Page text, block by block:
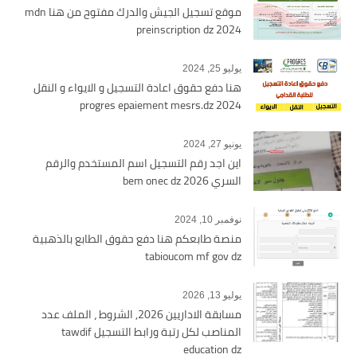
موقع تسجيل الجيش والدرك مفتوح من هنا mdn
preinscription dz 2024
يوليو 25, 2024
هنا دفع حقوق اعادة التسجيل و الايواء و النقل
2024 progres epaiement mesrs.dz
يونيو 27, 2024
اين اجد رقم التسجيل اسم المستخدم والرقم
السري bem onec dz 2026
نوفمبر 10, 2024
منصة طابعكم هنا دفع حقوق الطابع بالذهبية
tabioucom mf gov dz
يوليو 13, 2026
مسابقة الاداريين 2026, الشروط ، الملف عدد
المناصب لكل رتبة ورابط التسجيل tawdif
education dz